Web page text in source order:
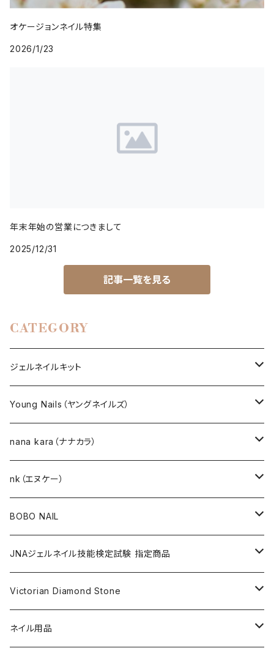
オケージョンネイル特集
2026/1/23
年末年始の営業につきまして
2025/12/31
記事一覧を見る
CATEGORY
ジェルネイルキット
選べるジェルネイルキット
ネイルアート作成キット
Young Nails（ヤングネイルズ）
BEST SELLERS（ベストセラー）
KITS（キット）
ACRYLIC（アクリル）
ACRYLIC POWDER（アクリルパウダー）
NAIL LIQUID（ネイルリキッド）
DIP & COLOR ACRYLIC POWDERS
DIP AND COLOR ACRYLIC POWDERS
KITS（キット）
GEL（ジェル）
SYNERGY GEL（シナジージェル）
ACCESSORIES（アクセサリー）
nana kara（ナナカラ）
GEL NAIL
nana kara [3g] （ナナカラ）
nana kara petit [1g] （ナナカラ プチ）
NAIL ART
ネイルパーツ
ネイルストーンパーツ
NAIL TIPS
NAIL TOOL
ブラシ
NAIL PREPS
nk（エヌケー）
GEL NAIL
3Dジェル
ベースジェル
NAIL ART
ネイルパーツ
パウダー
NAIL TOOL
フットファイル
NAIL PREPS
BOBO NAIL
セット
単品
JNAジェルネイル技能検定試験 指定商品
クリアジェル
カラージェル 赤指定色
Victorian Diamond Stone
50粒入り
ネイル用品